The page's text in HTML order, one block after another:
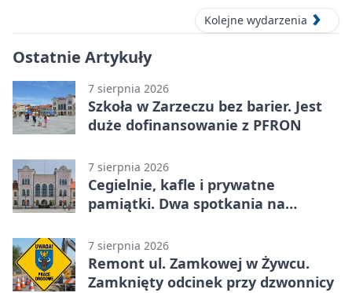
Kolejne wydarzenia
Ostatnie Artykuły
7 sierpnia 2026
Szkoła w Zarzeczu bez barier. Jest
duże dofinansowanie z PFRON
7 sierpnia 2026
Cegielnie, kafle i prywatne
pamiątki. Dwa spotkania na
7 sierpnia 2026
Remont ul. Zamkowej w Żywcu.
Zamknięty odcinek przy dzwonnicy